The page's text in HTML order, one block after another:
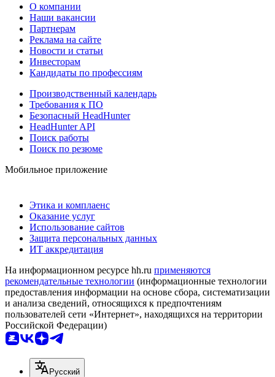
О компании
Наши вакансии
Партнерам
Реклама на сайте
Новости и статьи
Инвесторам
Кандидаты по профессиям
Производственный календарь
Требования к ПО
Безопасный HeadHunter
HeadHunter API
Поиск работы
Поиск по резюме
Мобильное приложение
Этика и комплаенс
Оказание услуг
Использование сайтов
Защита персональных данных
ИТ аккредитация
На информационном ресурсе hh.ru применяются
рекомендательные технологии (информационные технологии
предоставления информации на основе сбора, систематизации
и анализа сведений, относящихся к предпочтениям
пользователей сети «Интернет», находящихся на территории
Российской Федерации)
Русский